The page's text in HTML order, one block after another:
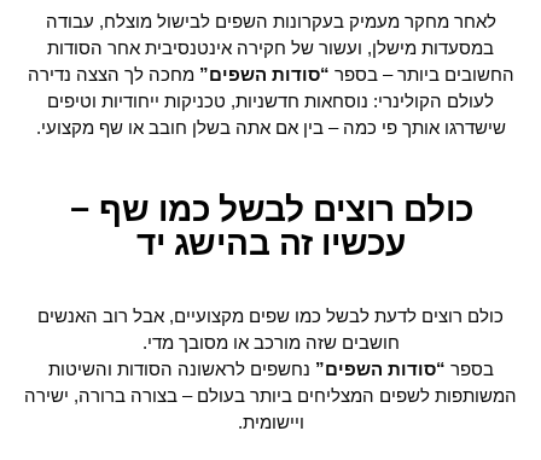
לאחר מחקר מעמיק בעקרונות השפים לבישול מוצלח, עבודה
במסעדות מישלן, ועשור של חקירה אינטנסיבית אחר הסודות
החשובים ביותר – בספר “סודות השפים” מחכה לך הצצה נדירה
לעולם הקולינרי: נוסחאות חדשניות, טכניקות ייחודיות וטיפים
שישדרגו אותך פי כמה – בין אם אתה בשלן חובב או שף מקצועי.
כולם רוצים לבשל כמו שף –
עכשיו זה בהישג יד
כולם רוצים לדעת לבשל כמו שפים מקצועיים, אבל רוב האנשים
חושבים שזה מורכב או מסובך מדי.
בספר “סודות השפים” נחשפים לראשונה הסודות והשיטות
המשותפות לשפים המצליחים ביותר בעולם – בצורה ברורה, ישירה
ויישומית.